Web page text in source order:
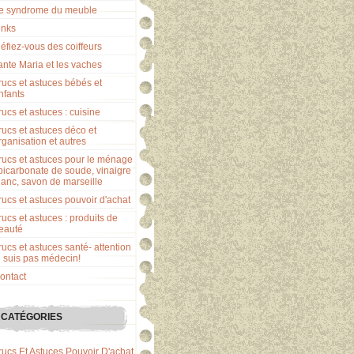
syndrome du meuble
vous des coiffeurs
Maria et les vaches
et astuces bébés et
et astuces : cuisine
et astuces déco et
et autres
et astuces pour le ménage
de soude, vinaigre
savon de marseille
et astuces pouvoir d'achat
et astuces : produits de
et astuces santé- attention
suis pas médecin!
CATÉGORIES
Et Astuces Pouvoir D'achat